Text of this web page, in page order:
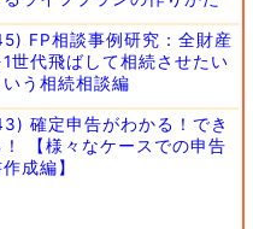
FP相談事例研究：全財産
1世代飛ばして相続させたい
いう相続相談編
確定申告がわかる！でき
！ 【様々なケースでの申告
成編】